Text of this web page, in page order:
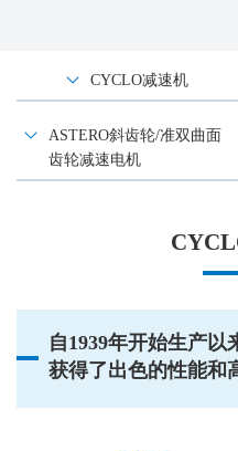
CYCLO减速机
ASTERO斜齿轮/准双曲面
齿轮减速电机
自1939年开始生产
获得了出色的性能和